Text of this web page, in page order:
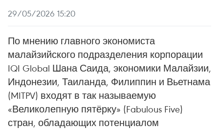
29/05/2026 15:20
По мнению главного экономиста
малайзийского подразделения корпорации
IQI Global Шана Саида, экономики Малайзии,
Индонезии, Таиланда, Филиппин и Вьетнама
(MITPV) входят в так называемую
«Великолепную пятёрку» (Fabulous Five)
стран, обладающих потенциалом